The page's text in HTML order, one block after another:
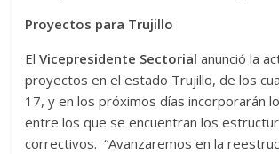
Proyectos para Trujillo
ElVicepresidente Sectorial anunció la
proyectos en el estado Trujillo, de los
17, y en los próximos días incorporarán
entre los que se encuentran los
correctivos. “Avanzaremos en la